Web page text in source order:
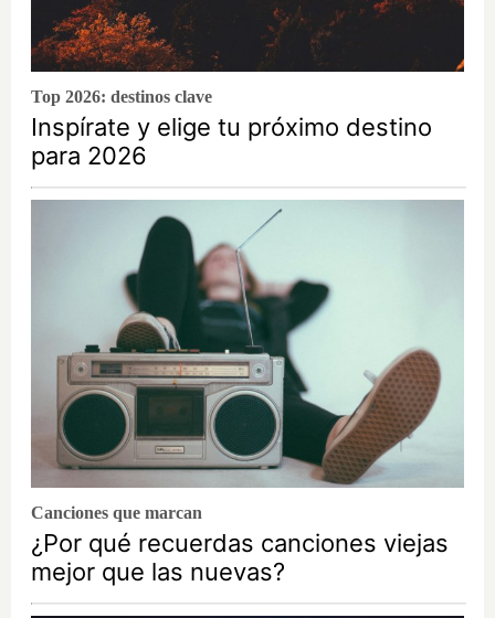
Top 2026: destinos clave
Inspírate y elige tu próximo destino
para 2026
Canciones que marcan
¿Por qué recuerdas canciones viejas
mejor que las nuevas?